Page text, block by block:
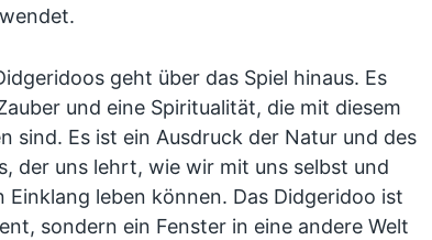
geht über das Spiel hinaus. Es
und eine Spiritualität, die mit diesem
sind. Es ist ein Ausdruck der Natur und des
der uns lehrt, wie wir mit uns selbst und
Einklang leben können. Das Didgeridoo ist
sondern ein Fenster in eine andere Welt